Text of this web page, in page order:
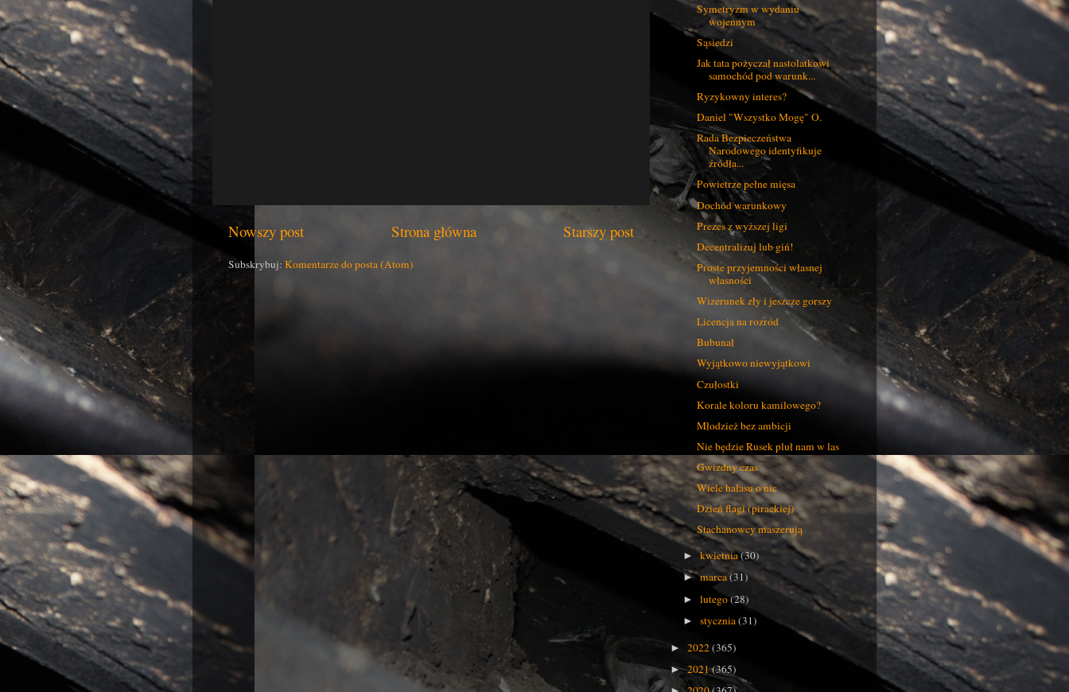
Nowszy post Starszy post
Strona główna
Subskrybuj: Komentarze do posta (Atom)
Symetryzm w wydaniu
wojennym
Sąsiedzi
Jak tata pożyczał nastolatkowi
samochód pod warunk...
Ryzykowny interes?
Daniel "Wszystko Mogę" O.
Rada Bezpieczeństwa
Narodowego identyfikuje
źródła...
Powietrze pełne mięsa
Dochód warunkowy
Prezes z wyższej ligi
Decentralizuj lub giń!
Proste przyjemności własnej
własności
Wizerunek zły i jeszcze gorszy
Licencja na rozród
Bubunał
Wyjątkowo niewyjątkowi
Czułostki
Korale koloru kamilowego?
Młodzież bez ambicji
Nie będzie Rusek pluł nam w las
Gwizdny czas
Wiele hałasu o nic
Dzień flagi (pirackiej)
Stachanowcy maszerują
►kwietnia(30)
►marca(31)
►lutego(28)
►stycznia(31)
► 2022(365)
►2021(365)